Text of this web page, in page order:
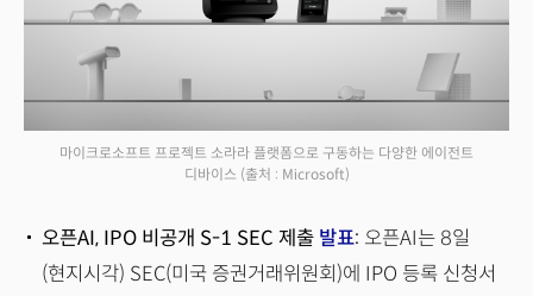
마이크로소프트 프로젝트 소라라 플랫폼으로 구동하는 다양한 에이전트
디바이스 (출처 : Microsoft)
오픈AI, IPO 비공개 S-1 SEC 제출 발표: 오픈AI는 8일
(현지시각) SEC(미국 증권거래위원회)에 IPO 등록 신청서